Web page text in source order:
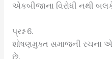
એકબીજાના વિરોધી નથી
પ્રશ્ન 6.
શોષણમુક્ત સમાજની રચના
છે.